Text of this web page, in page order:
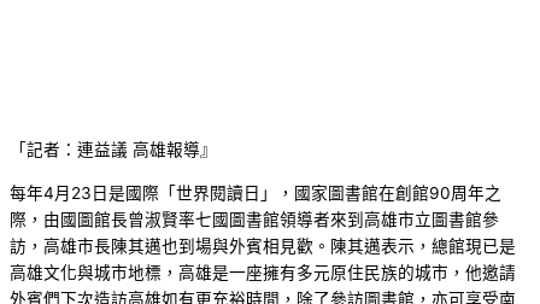
「記者：連益議 高雄報導』
每年4月23日是國際「世界閱讀日」，國家圖書館在創館90周年之
際，由國圖館長曾淑賢率七國圖書館領導者來到高雄市立圖書館參
訪，高雄市長陳其邁也到場與外賓相見歡。陳其邁表示，總館現已是
高雄文化與城市地標，高雄是一座擁有多元原住民族的城市，他邀請
外賓們下次造訪高雄如有更充裕時間，除了參訪圖書館，亦可享受南